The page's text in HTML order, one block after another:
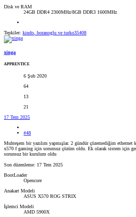
Disk ve RAM
24GB DDR4 2300MHz/8GB DDR3 1600MHz
Tepkiler: kindo boranoglu ve turko35408
xinga
APPRENTICE
6 Şub 2020
64
13
21
17 Tem 2025
#48
Muhteşem bir yazılım yapmışlar. 2 gündür çözemediğim
x570 f gaming için sorunsuz çözüm oldu. Ek olarak sistem için
sorunsuz bir kurulum oldu
Son düzenleme: 17 Tem 2025
BootLoader
Opencore
Anakart Modeli
ASUS X570 ROG STRIX
İşlemci Modeli
AMD 5900X